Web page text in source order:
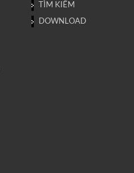
TÌM KIẾM
DOWNLOAD